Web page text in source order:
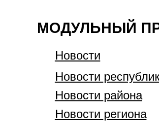
МОДУЛЬНЫЙ
Новости
Новости
Новости района
Новости региона